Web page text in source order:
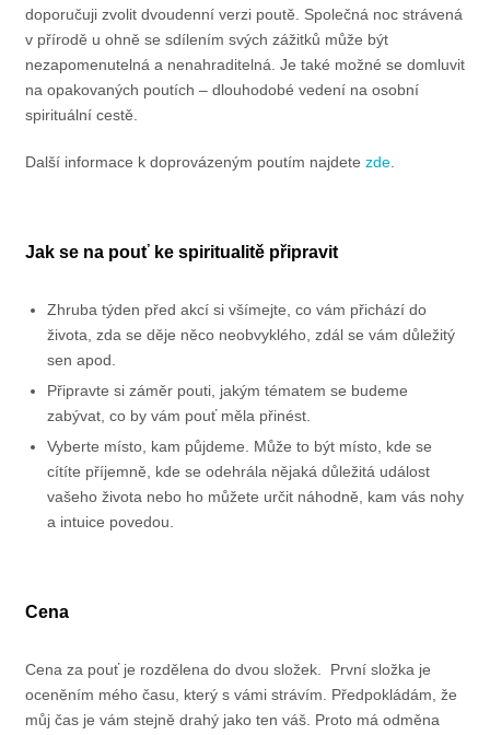
doporučuji zvolit dvoudenní verzi poutě. Společná noc strávená
v přírodě u ohně se sdílením svých zážitků může být
nezapomenutelná a nenahraditelná. Je také možné se domluvit
na opakovaných poutích – dlouhodobé vedení na osobní
spirituální cestě.
Další informace k doprovázeným poutím najdete zde.
Jak se na pouť ke spiritualitě připravit
Zhruba týden před akcí si všímejte, co vám přichází do
života, zda se děje něco neobvyklého, zdál se vám důležitý
sen apod.
Připravte si záměr pouti, jakým tématem se budeme
zabývat, co by vám pouť měla přinést.
Vyberte místo, kam půjdeme. Může to být místo, kde se
cítíte příjemně, kde se odehrála nějaká důležitá událost
vašeho života nebo ho můžete určit náhodně, kam vás nohy
a intuice povedou.
Cena
Cena za pouť je rozdělena do dvou složek. První složka je
oceněním mého času, který s vámi strávím. Předpokládám, že
můj čas je vám stejně drahý jako ten váš. Proto má odměna